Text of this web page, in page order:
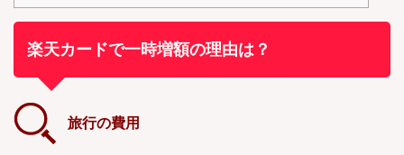
楽天カードで一時増額の理由は？
旅行の費用